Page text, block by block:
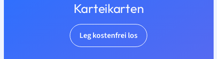
Karteikarten
Leg kostenfrei los